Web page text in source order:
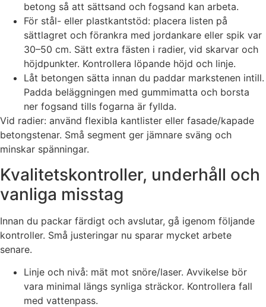
betong så att sättsand och fogsand kan arbeta.
För stål- eller plastkantstöd: placera listen på
sättlagret och förankra med jordankare eller spik var
30–50 cm. Sätt extra fästen i radier, vid skarvar och
höjdpunkter. Kontrollera löpande höjd och linje.
Låt betongen sätta innan du paddar markstenen intill.
Padda beläggningen med gummimatta och borsta
ner fogsand tills fogarna är fyllda.
Vid radier: använd flexibla kantlister eller fasade/kapade
betongstenar. Små segment ger jämnare sväng och
minskar spänningar.
Kvalitetskontroller, underhåll och
vanliga misstag
Innan du packar färdigt och avslutar, gå igenom följande
kontroller. Små justeringar nu sparar mycket arbete
senare.
Linje och nivå: mät mot snöre/laser. Avvikelse bör
vara minimal längs synliga sträckor. Kontrollera fall
med vattenpass.